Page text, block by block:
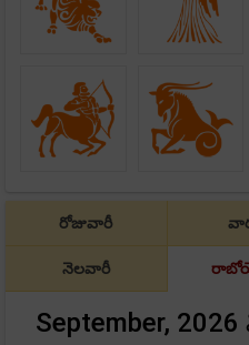
రోజువారీ
నెలవారీ
September,